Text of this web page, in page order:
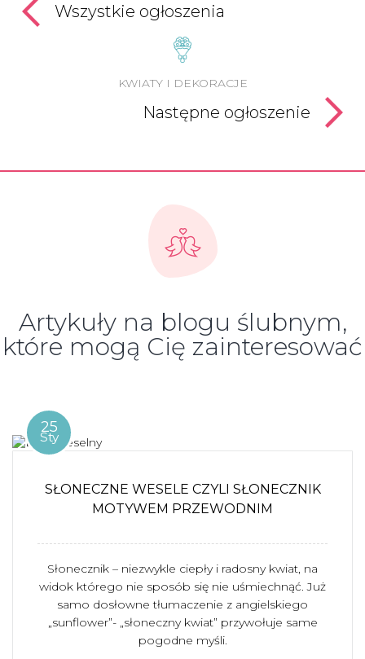
Wszystkie ogłoszenia
KWIATY I DEKORACJE
Następne ogłoszenie
Artykuły na blogu ślubnym,
które mogą Cię zainteresować
25
Sty
SŁONECZNE WESELE CZYLI SŁONECZNIK
MOTYWEM PRZEWODNIM
Słonecznik – niezwykle ciepły i radosny kwiat, na
widok którego nie sposób się nie uśmiechnąć. Już
samo dosłowne tłumaczenie z angielskiego
„sunflower”- „słoneczny kwiat” przywołuje same
pogodne myśli.